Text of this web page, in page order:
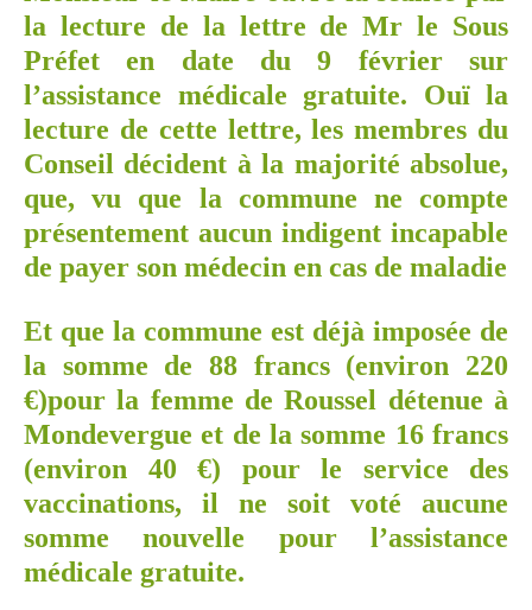
la lecture de la lettre de Mr le Sous
Préfet en date du 9 février sur
l’assistance médicale gratuite. Ouï la
lecture de cette lettre, les membres du
Conseil décident à la majorité absolue,
que, vu que la commune ne compte
présentement aucun indigent incapable
de payer son médecin en cas de maladie
Et que la commune est déjà imposée de
la somme de 88 francs (environ 220
€)pour la femme de Roussel détenue à
Mondevergue et de la somme 16 francs
(environ 40 €) pour le service des
vaccinations, il ne soit voté aucune
somme nouvelle pour l’assistance
médicale gratuite.